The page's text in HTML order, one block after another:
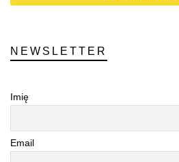
NEWSLETTER
Imię
Email